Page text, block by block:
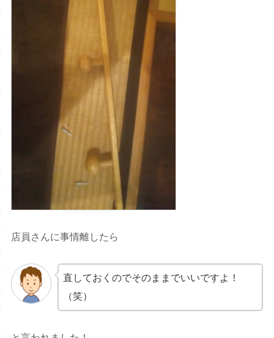
店員さんに事情離したら
直しておくのでそのままでいいですよ！
（笑）